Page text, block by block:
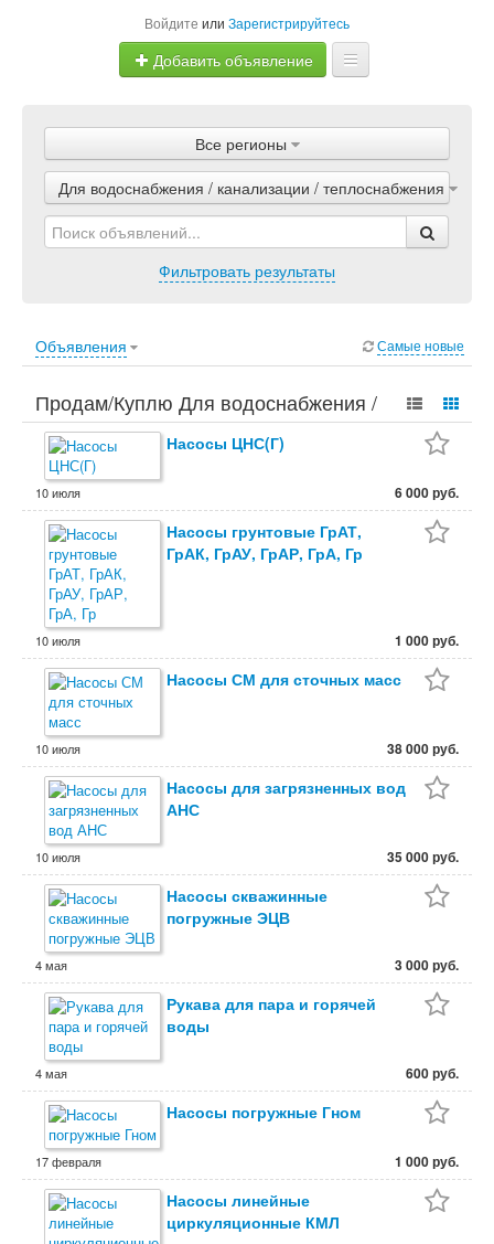
Войдите или Зарегистрируйтесь
Добавить объявление
Объявления
Магазины
Услуги
Все регионы
Для водоснабжения / канализации / теплоснабжения
Фильтровать результаты
Объявления Самые новые
Продам/Куплю Для водоснабжения /
канализации / теплоснабжения. Бизнес,
Оборудование, Для водоснабжения /
канализации / теплоснабжения.
Насосы ЦНС(Г)
10 июля 6 000 руб.
Насосы грунтовые ГрАТ,
ГрАК, ГрАУ, ГрАР, ГрА, Гр
10 июля 1 000 руб.
Насосы СМ для сточных масс
10 июля 38 000 руб.
Насосы для загрязненных вод
АНС
10 июля 35 000 руб.
Насосы скважинные
погружные ЭЦВ
4 мая 3 000 руб.
Рукава для пара и горячей
воды
4 мая 600 руб.
Насосы погружные Гном
17 февраля 1 000 руб.
Насосы линейные
циркуляционные КМЛ